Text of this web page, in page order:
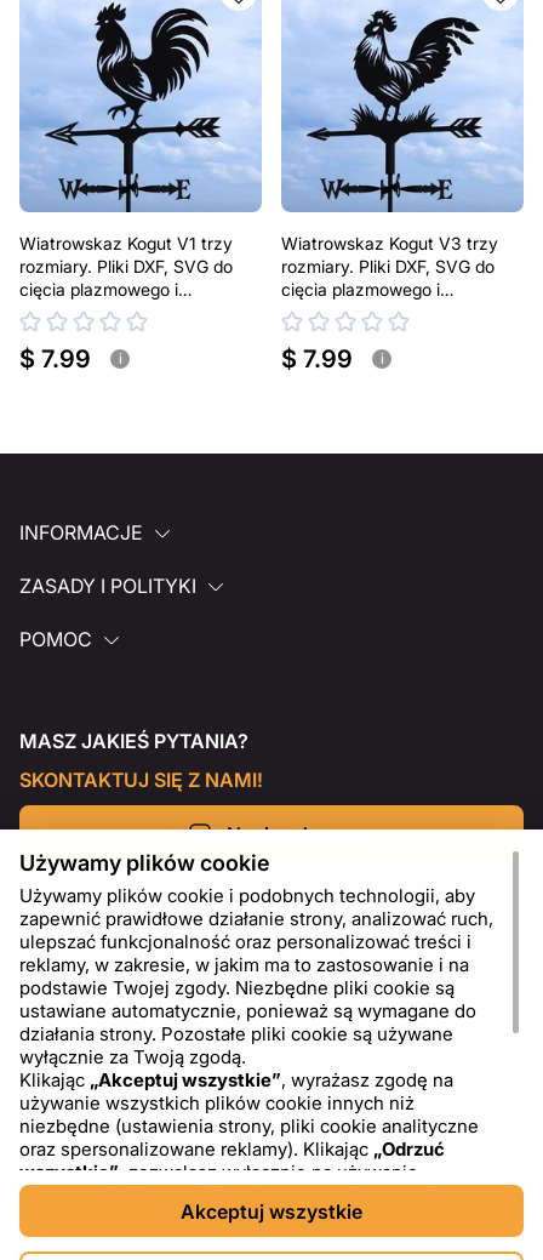
Wiatrowskaz Kogut V1 trzy
rozmiary. Pliki DXF, SVG do
cięcia plazmowego i
laserowego. Dekoracja dachu
$ 7.99 i
Wiatrowskaz Kogut V3 trzy
rozmiary. Pliki DXF, SVG do
cięcia plazmowego i
laserowego. Dekoracja dachu
$ 7.99 i
INFORMACJE
ZASADY I POLITYKI
POMOC
MASZ JAKIEŚ PYTANIA?
SKONTAKTUJ SIĘ Z NAMI!
Napisz do nas
PL USD - US Dollar ($)
Używamy plików cookie
Używamy plików cookie i podobnych technologii, aby
zapewnić prawidłowe działanie strony, analizować ruch,
ulepszać funkcjonalność oraz personalizować treści i
reklamy, w zakresie, w jakim ma to zastosowanie i na
podstawie Twojej zgody. Niezbędne pliki cookie są
ustawiane automatycznie, ponieważ są wymagane do
działania strony. Pozostałe pliki cookie są używane
wyłącznie za Twoją zgodą.
Klikając „Akceptuj wszystkie”, wyrażasz zgodę na
używanie wszystkich plików cookie innych niż
niezbędne (ustawienia strony, pliki cookie analityczne
oraz spersonalizowane reklamy). Klikając „Odrzuć
wszystkie” , zezwalasz wyłącznie na używanie
niezbędnych plików cookie. Klikając
, możesz wybrać, które kategorie plików cookie
chcesz zaakceptować lub zablokować. Możesz w
Akceptuj wszystkie